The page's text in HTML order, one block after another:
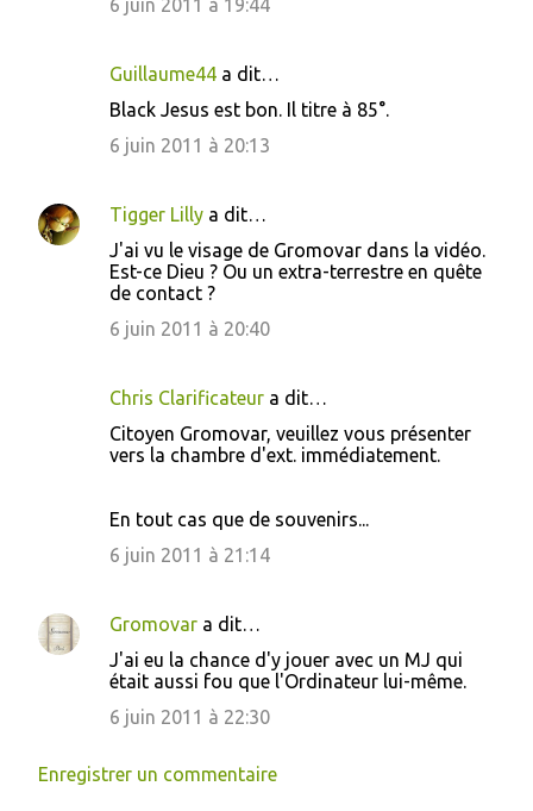
6 juin 2011 à 19:44
Guillaume44 a dit…
Black Jesus est bon. Il titre à 85°.
6 juin 2011 à 20:13
Tigger Lilly a dit…
J'ai vu le visage de Gromovar dans la vidéo.
Est-ce Dieu ? Ou un extra-terrestre en quête
de contact ?
6 juin 2011 à 20:40
Chris Clarificateur a dit…
Citoyen Gromovar, veuillez vous présenter
vers la chambre d'ext. immédiatement.
En tout cas que de souvenirs...
6 juin 2011 à 21:14
Gromovar a dit…
J'ai eu la chance d'y jouer avec un MJ qui
était aussi fou que l'Ordinateur lui-même.
6 juin 2011 à 22:30
Enregistrer un commentaire